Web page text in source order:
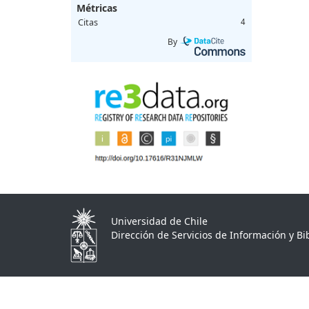
Métricas
Citas 4
By
Universidad de Chile
Dirección de Servicios de Información y